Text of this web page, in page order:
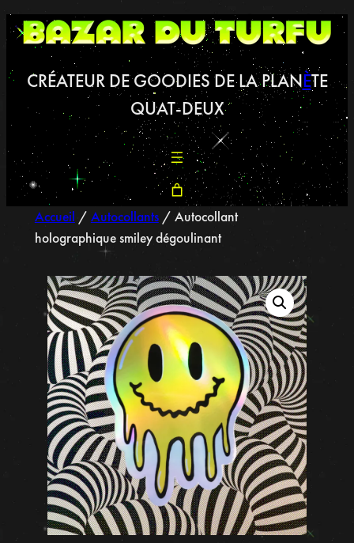
CRÉATEUR DE GOODIES DE LA PLANÈTE
QUAT-DEUX
Accueil / Autocollants/ Autocollant
holographique smiley dégoulinant